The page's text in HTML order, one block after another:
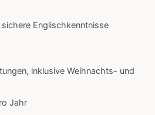
Englischkenntnisse
inklusive Weihnachts- und
Jahr